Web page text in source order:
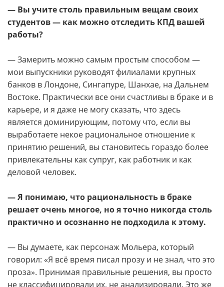
— Вы учите столь правильным вещам своих
студентов — как можно отследить КПД вашей
работы?
— Замерить можно самым простым способом —
мои выпускники руководят филиалами крупных
банков в Лондоне, Сингапуре, Шанхае, на Дальнем
Востоке. Практически все они счастливы в браке и в
карьере, и я даже не могу сказать, что здесь
является доминирующим, потому что, если вы
выработаете некое рациональное отношение к
принятию решений, вы становитесь гораздо более
привлекательны как супруг, как работник и как
деловой человек.
— Я понимаю, что рациональность в браке
решает очень многое, но я точно никогда столь
практично и осознанно не подходила к этому.
— Вы думаете, как персонаж Мольера, который
говорил: «Я всё время писал прозу и не знал, что это
проза». Принимая правильные решения, вы просто
не классифицировали их, не анализировали. Это же